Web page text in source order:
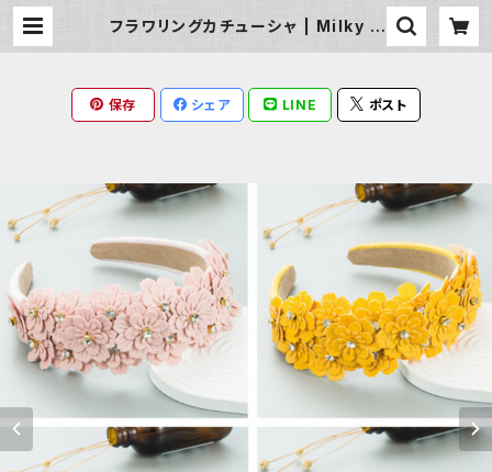
フラワリングカチューシャ | Milky R
保存 シェア LINE ポスト